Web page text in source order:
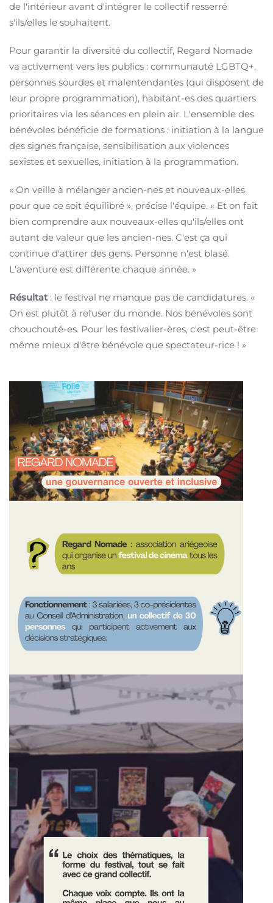
de l'intérieur avant d'intégrer le collectif resserré
s'ils/elles le souhaitent.
Pour garantir la diversité du collectif, Regard Nomade
va activement vers les publics : communauté LGBTQ+,
personnes sourdes et malentendantes (qui disposent de
leur propre programmation), habitant-es des quartiers
prioritaires via les séances en plein air. L'ensemble des
bénévoles bénéficie de formations : initiation à la langue
des signes française, sensibilisation aux violences
sexistes et sexuelles, initiation à la programmation.
« On veille à mélanger ancien-nes et nouveaux-elles
pour que ce soit équilibré », précise l'équipe. « Et on fait
bien comprendre aux nouveaux-elles qu'ils/elles ont
autant de valeur que les ancien-nes. C'est ça qui
continue d'attirer des gens. Personne n'est blasé.
L'aventure est différente chaque année. »
Résultat: le festival ne manque pas de candidatures. «
On est plutôt à refuser du monde. Nos bénévoles sont
chouchouté-es. Pour les festivalier-ères, c'est peut-être
même mieux d'être bénévole que spectateur-rice ! »